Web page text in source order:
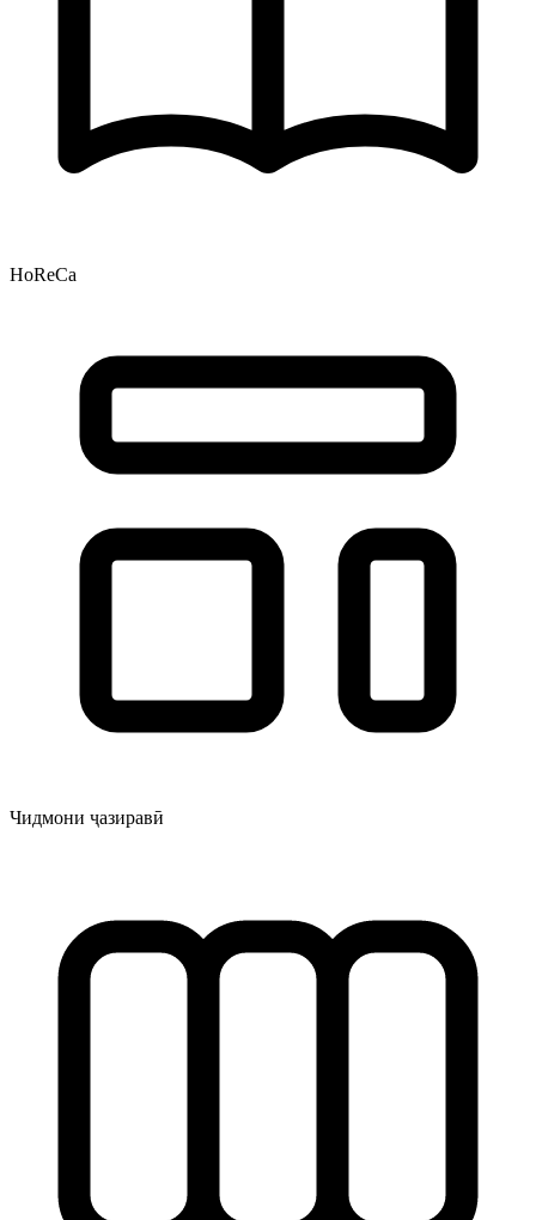
HoReCa
Чидмони ҷазиравӣ